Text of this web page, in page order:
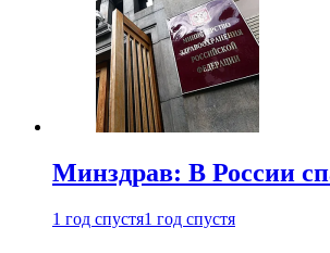
Минздрав: В России
1 год спустя1 год спустя